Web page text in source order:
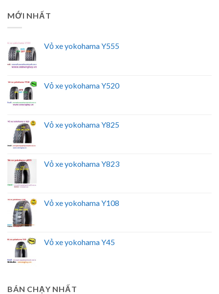
MỚI NHẤT
Vỏ xe yokohama Y555
Vỏ xe yokohama Y520
Vỏ xe yokohama Y825
Vỏ xe yokohama Y823
Vỏ xe yokohama Y108
Vỏ xe yokohama Y45
BÁN CHẠY NHẤT